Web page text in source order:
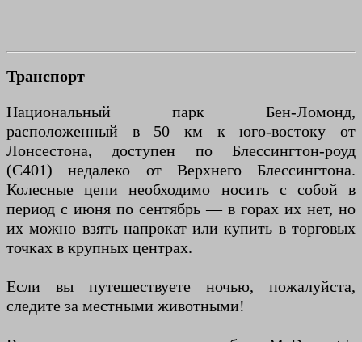
Транспорт
Национальный парк Бен-Ломонд,
расположенный в 50 км к юго-востоку от
Лонсестона, доступен по Блессингтон-роуд
(C401) недалеко от Верхнего Блессингтона.
Колесные цепи необходимо носить с собой в
период с июня по сентябрь — в горах их нет, но
их можно взять напрокат или купить в торговых
точках в крупных центрах.
Если вы путешествуете ночью, пожалуйста,
следите за местными животными!